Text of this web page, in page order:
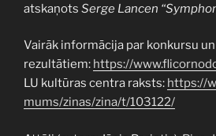
atskaņots Serge Lancen
Vairāk informācija par konkursu un
rezultātiem: https://
LU kultūras centra raksts: https://
mums/zinas/zina/t/103122/